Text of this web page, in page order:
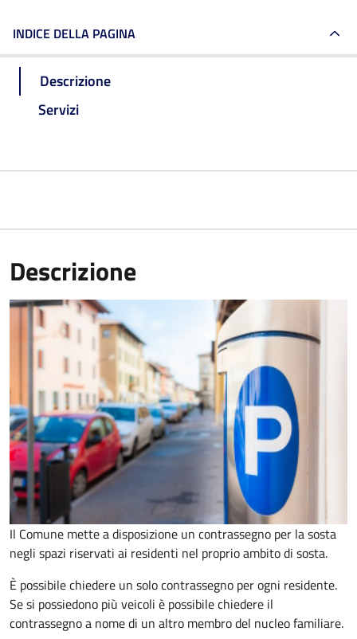
INDICE DELLA PAGINA
Descrizione
Servizi
Descrizione
Il Comune mette a disposizione un contrassegno per la sosta
negli spazi riservati ai residenti nel proprio ambito di sosta.
È possibile chiedere un solo contrassegno per ogni residente.
Se si possiedono più veicoli è possibile chiedere il
contrassegno a nome di un altro membro del nucleo familiare.